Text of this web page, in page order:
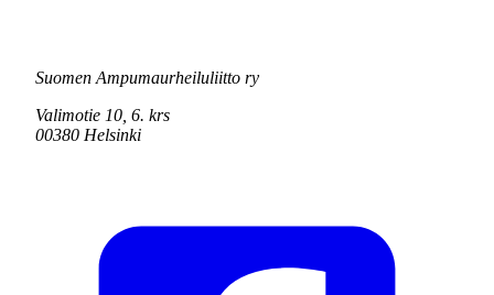
Suomen Ampumaurheiluliitto ry
Valimotie 10, 6. krs
00380 Helsinki